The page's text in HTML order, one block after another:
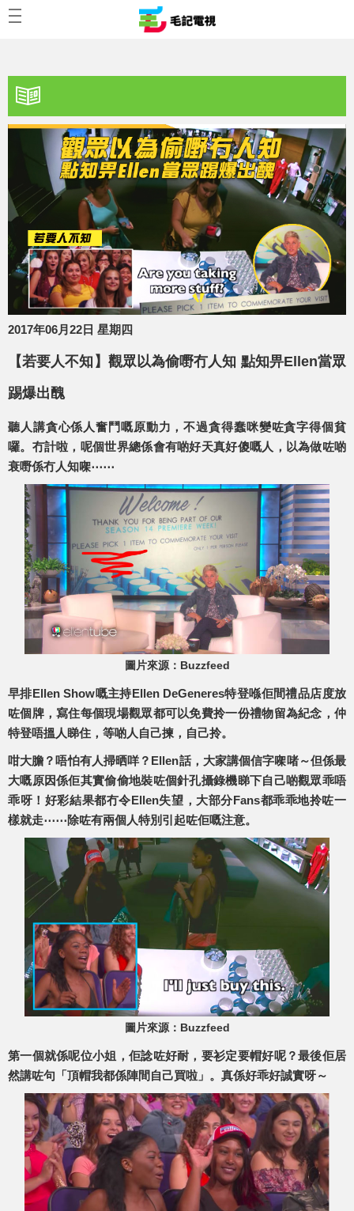
2017年06月22日 星期四
【若要人不知】觀眾以為偷嘢冇人知 點知畀Ellen當眾
踢爆出醜
聽人講貪心係人奮鬥嘅原動力，不過貪得蠢咪變咗貪字得個貧
囉。冇計啦，呢個世界總係會有啲好天真好傻嘅人，以為做咗啲
衰嘢係冇人知㗎⋯⋯
圖片來源：Buzzfeed
早排Ellen Show嘅主持Ellen DeGeneres特登喺佢間禮品店度放
咗個牌，寫住每個現場觀眾都可以免費拎一份禮物留為紀念，仲
特登唔搵人睇住，等啲人自己揀，自己拎。
咁大膽？唔怕有人掃晒咩？Ellen話，大家講個信字㗎啫～但係最
大嘅原因係佢其實偷偷地裝咗個針孔攝錄機睇下自己啲觀眾乖唔
乖呀！好彩結果都冇令Ellen失望，大部分Fans都乖乖地拎咗一
樣就走⋯⋯除咗有兩個人特別引起咗佢嘅注意。
圖片來源：Buzzfeed
第一個就係呢位小姐，佢諗咗好耐，要衫定要帽好呢？最後佢居
然講咗句「頂帽我都係陣間自己買啦」。真係好乖好誠實呀～